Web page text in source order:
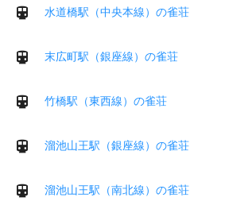
水道橋駅（中央本線）の雀荘
末広町駅（銀座線）の雀荘
竹橋駅（東西線）の雀荘
溜池山王駅（銀座線）の雀荘
溜池山王駅（南北線）の雀荘